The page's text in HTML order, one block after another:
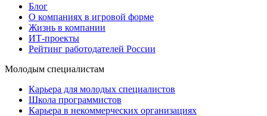
Блог
О компаниях в игровой форме
Жизнь в компании
ИТ-проекты
Рейтинг работодателей России
Молодым специалистам
Карьера для молодых специалистов
Школа программистов
Карьера в некоммерческих организациях